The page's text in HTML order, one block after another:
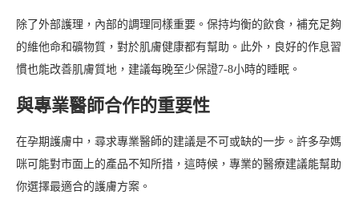
除了外部護理，內部的調理同樣重要。保持均衡的飲食，補充足夠
的維他命和礦物質，對於肌膚健康都有幫助。此外，良好的作息習
慣也能改善肌膚質地，建議每晚至少保證7-8小時的睡眠。
與專業醫師合作的重要性
在孕期護膚中，尋求專業醫師的建議是不可或缺的一步。許多孕媽
咪可能對市面上的產品不知所措，這時候，專業的醫療建議能幫助
你選擇最適合的護膚方案。